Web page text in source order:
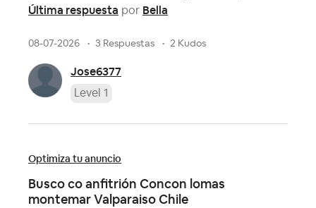
Última respuesta por Bella
08-07-2026 3 Respuestas 2 Kudos
Jose6377
Level 1
Optimiza tu anuncio
Busco co anfitrión Concon lomas
montemar Valparaiso Chile